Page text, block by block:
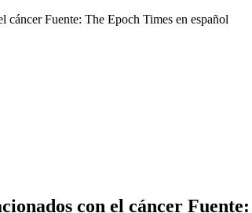
cáncer Fuente: The Epoch Times en español
con el cáncer